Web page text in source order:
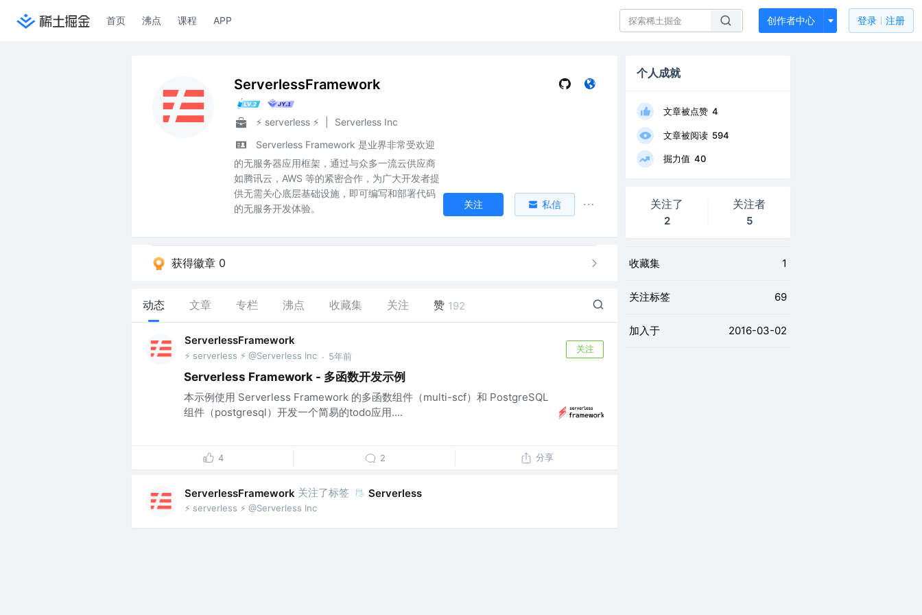
首页 沸点 课程 APP 创作者中心 登录 注册
ServerlessFramework
⚡️ serverless ⚡️
Serverless Inc
Serverless Framework 是业界非常受欢迎
的无服务器应用框架，通过与众多一流云供应商
如腾讯云，AWS 等的紧密合作，为广大开发者提
供无需关心底层基础设施，即可编写和部署代码
的无服务开发体验。
关注 私信
获得徽章 0
动态 文章 专栏 沸点 收藏集 关注 赞 192
ServerlessFramework
⚡️ serverless ⚡️ @Serverless Inc · 5年前
关注
Serverless Framework - 多函数开发示例
本示例使用 Serverless Framework 的多函数组件（multi-scf）和 PostgreSQL
组件（postgresql）开发一个简易的todo应用....
4 2 分享
ServerlessFramework 关注了标签 Serverless
⚡️ serverless ⚡️ @Serverless Inc
个人成就
文章被点赞 4
文章被阅读 594
掘力值 40
关注了
2
关注者
5
收藏集 1
关注标签 69
加入于 2016-03-02